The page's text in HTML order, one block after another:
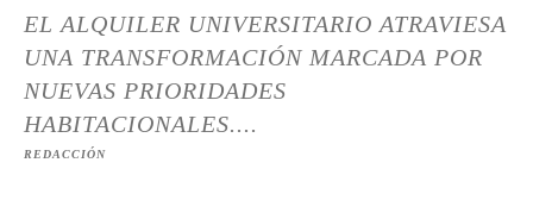
EL ALQUILER UNIVERSITARIO ATRAVIESA
UNA TRANSFORMACIÓN MARCADA POR
NUEVAS PRIORIDADES
HABITACIONALES....
REDACCIÓN